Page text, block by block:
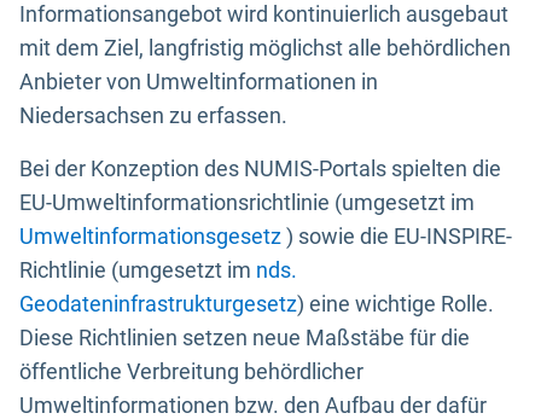
Informationsangebot wird kontinuierlich ausgebaut
mit dem Ziel, langfristig möglichst alle behördlichen
Anbieter von Umweltinformationen in
Niedersachsen zu erfassen.
Bei der Konzeption des NUMIS-Portals spielten die
EU-Umweltinformationsrichtlinie (umgesetzt im
Umweltinformationsgesetz) sowie die EU-INSPIRE-
Richtlinie (umgesetzt im nds.
Geodateninfrastrukturgesetz) eine wichtige Rolle.
Diese Richtlinien setzen neue Maßstäbe für die
öffentliche Verbreitung behördlicher
Umweltinformationen bzw. den Aufbau der dafür